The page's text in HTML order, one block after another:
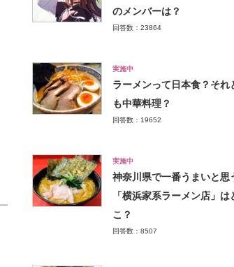
のメンバーは？
回答数：23864
実施中
ラーメンって日本食？それ
も中華料理？
回答数：19652
実施中
神奈川県で一番うまいと思
「横浜家系ラーメン店」は
こ？
回答数：8507